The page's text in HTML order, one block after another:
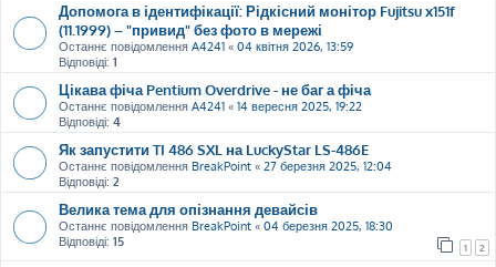
Допомога в ідентифікації: Рідкісний монітор Fujitsu x151f
(11.1999) – "привид" без фото в мережі
Останнє повідомлення A4241 « 04 квітня 2026, 13:59
Відповіді: 1
Цікава фіча Pentium Overdrive - не баг а фіча
Останнє повідомлення A4241 « 14 вересня 2025, 19:22
Відповіді: 4
Як запустити TI 486 SXL на LuckyStar LS-486E
Останнє повідомлення BreakPoint « 27 березня 2025, 12:04
Відповіді: 2
Велика тема для опізнання девайсів
Останнє повідомлення BreakPoint « 04 березня 2025, 18:30
Відповіді: 15 1 2